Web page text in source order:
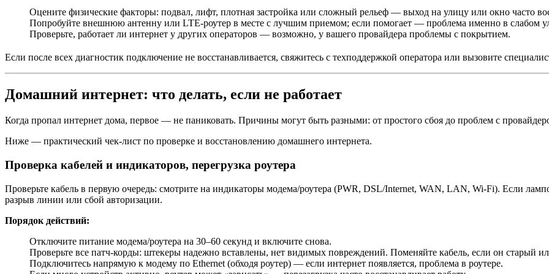
Оцените физические факторы: подвал, лифт, плотная застройка или сложный рельеф — выход на улицу или окно часто
Попробуйте внешнюю антенну или LTE-роутер в месте с лучшим приемом; если помогает — проблема именно в слабом
Проверьте, работает ли интернет у других операторов — возможно, у вашего провайдера проблемы с покрытием.
Если после всех диагностик подключение не восстанавливается, свяжитесь с техподдержкой оператора или вызовите
Домашний интернет: что делать, если не работает
Когда пропал интернет дома, первое — не паниковать. Причины могут быть разными: от простого сбоя до проблем с
Ниже — практический чек-лист по проверке и восстановлению домашнего интернета.
Проверка кабелей и индикаторов, перегрузка роутера
Проверьте кабель в первую очередь: смотрите на индикаторы модема/роутера (PWR, DSL/Internet, WAN, LAN, Wi-Fi). Если
разрыв линии или сбой авторизации.
Порядок действий:
Отключите питание модема/роутера на 30–60 секунд и включите снова.
Проверьте все патч-корды: штекеры надежно вставлены, нет видимых повреждений. Поменяйте кабель, если он старый
Подключитесь напрямую к модему по Ethernet (обходя роутер) — если интернет появляется, проблема в роутере.